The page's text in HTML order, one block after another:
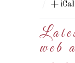
+ iCal
web